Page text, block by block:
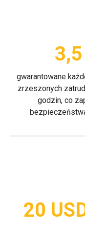
gwarantowane
zrzeszonych
godzin, co
20